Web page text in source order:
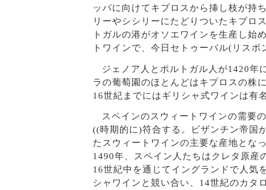
ッパに向けてキプロスから挿し枝が持
リーやシシリーにたどりついたキプロ
トガルの港がオソエワインを生産し始
トワインで、今日セトゥーバル(リス
ジェノア人とポルトガル人が1420年
ラの葡萄園のほとんどはキプロスの株
16世紀までにはギリシャ式ワインは有
スペインのスウィートワインの需要
((時期的に)符合する。ビザンチン帝国
たスウィートワインの主要な産地となっ
1490年、スペイン人たちはクレタ原産
16世紀中を通じてイングランドで人気
シャワインと競い合い、14世紀のカタ